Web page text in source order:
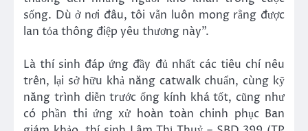
sống. Dù ở nơi đâu, tôi vẫn luôn mong rằng được
lan tỏa thông điệp yêu thương này”.
Là thí sinh đáp ứng đầy đủ nhất các tiêu chí nêu
trên, lại sở hữu khả năng catwalk chuẩn, cùng kỹ
năng trình diễn trước ống kính khá tốt, cũng như
có phần thi ứng xử hoàn toàn chinh phục Ban